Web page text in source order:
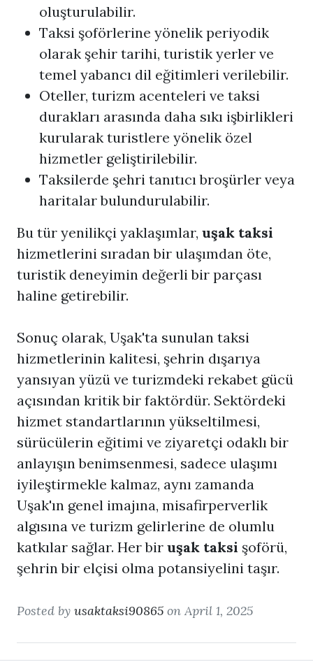
oluşturulabilir.
Taksi şoförlerine yönelik periyodik
olarak şehir tarihi, turistik yerler ve
temel yabancı dil eğitimleri verilebilir.
Oteller, turizm acenteleri ve taksi
durakları arasında daha sıkı işbirlikleri
kurularak turistlere yönelik özel
hizmetler geliştirilebilir.
Taksilerde şehri tanıtıcı broşürler veya
haritalar bulundurulabilir.
Bu tür yenilikçi yaklaşımlar, uşak taksi
hizmetlerini sıradan bir ulaşımdan öte,
turistik deneyimin değerli bir parçası
haline getirebilir.
Sonuç olarak, Uşak'ta sunulan taksi
hizmetlerinin kalitesi, şehrin dışarıya
yansıyan yüzü ve turizmdeki rekabet gücü
açısından kritik bir faktördür. Sektördeki
hizmet standartlarının yükseltilmesi,
sürücülerin eğitimi ve ziyaretçi odaklı bir
anlayışın benimsenmesi, sadece ulaşımı
iyileştirmekle kalmaz, aynı zamanda
Uşak'ın genel imajına, misafirperverlik
algısına ve turizm gelirlerine de olumlu
katkılar sağlar. Her bir uşak taksi şoförü,
şehrin bir elçisi olma potansiyelini taşır.
Posted by usaktaksi90865 on April 1, 2025